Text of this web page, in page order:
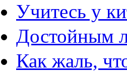
Учитесь у
Достойным
Как жаль,